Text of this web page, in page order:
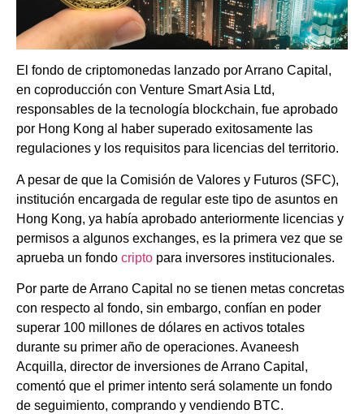
El fondo de criptomonedas lanzado por Arrano Capital,
en coproducción con Venture Smart Asia Ltd,
responsables de la tecnología blockchain, fue aprobado
por Hong Kong al haber superado exitosamente las
regulaciones y los requisitos para licencias del territorio.
A pesar de que la Comisión de Valores y Futuros (SFC),
institución encargada de regular este tipo de asuntos en
Hong Kong, ya había aprobado anteriormente licencias y
permisos a algunos exchanges, es la primera vez que se
aprueba un fondo cripto para inversores institucionales.
Por parte de Arrano Capital no se tienen metas concretas
con respecto al fondo, sin embargo, confían en poder
superar 100 millones de dólares en activos totales
durante su primer año de operaciones. Avaneesh
Acquilla, director de inversiones de Arrano Capital,
comentó que el primer intento será solamente un fondo
de seguimiento, comprando y vendiendo BTC.